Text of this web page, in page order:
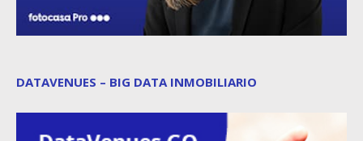
DATAVENUES – BIG DATA INMOBILIARIO